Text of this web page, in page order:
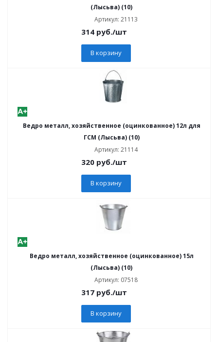
(Лысьва) (10)
Артикул: 21113
314 руб./шт
В корзину
Ведро металл, хозяйственное (оцинкованное) 12л для
ГСМ (Лысьва) (10)
Артикул: 21114
320 руб./шт
В корзину
Ведро металл, хозяйственное (оцинкованное) 15л
(Лысьва) (10)
Артикул: 07518
317 руб./шт
В корзину